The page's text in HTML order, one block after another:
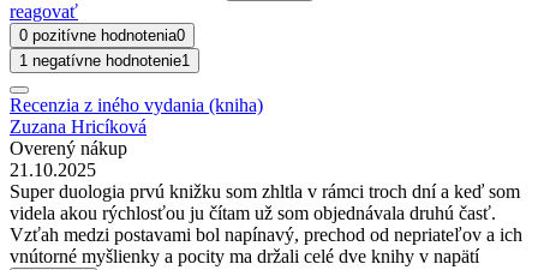
reagovať
0 pozitívne hodnotenia0
1 negatívne hodnotenie1
Recenzia z iného vydania (kniha)
Zuzana Hricíková
Overený nákup
21.10.2025
Super duologia prvú knižku som zhltla v rámci troch dní a keď som
videla akou rýchlosťou ju čítam už som objednávala druhú časť.
Vzťah medzi postavami bol napínavý, prechod od nepriateľov a ich
vnútorné myšlienky a pocity ma držali celé dve knihy v napätí